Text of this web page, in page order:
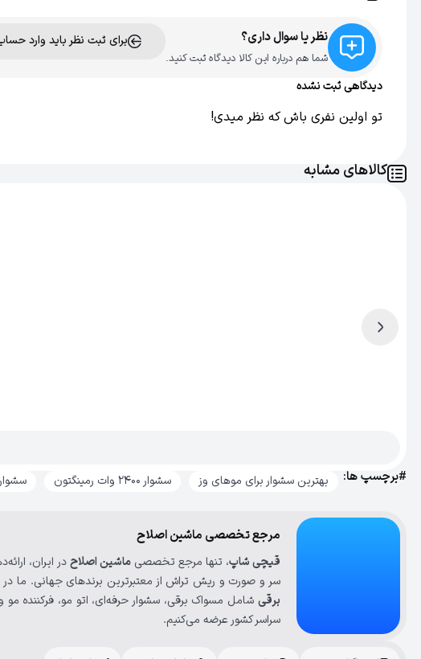
اصالت کالا
نظر یا سوال داری؟
شما هم درباره این کالا دیدگاه ثبت کنید.
برای ثبت نظر باید وارد
دیدگاهی ثبت نشده
تو اولین نفری باش که نظر میدی!
کالاهای مشابه
#برچسپ ها: بهترین سشوار برای موهای وز سشوار 2400 وات رمینگتون
مرجع تخصصی ماشین اصلاح
قیچی شاپ، تنها مرجع تخصصیماشین اصلاحدر ایران،
سر و صورت و ریش تراش از معتبرترین برندهای جهانی. ما
برقی شامل مسواک برقی، سشوار حرفه‌ای، اتو مو، فرکننده
سراسر کشور عرضه می‌کنیم.